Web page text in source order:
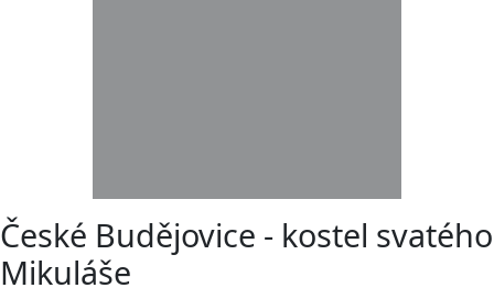
České Budějovice - kostel svatého
Mikuláše